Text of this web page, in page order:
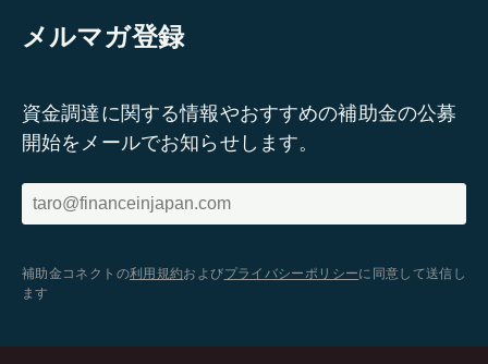
メルマガ登録
資金調達に関する情報やおすすめの補助金の公募
開始をメールでお知らせします。
補助金コネクトの利用規約およびプライバシーポリシーに同意して送信し
ます